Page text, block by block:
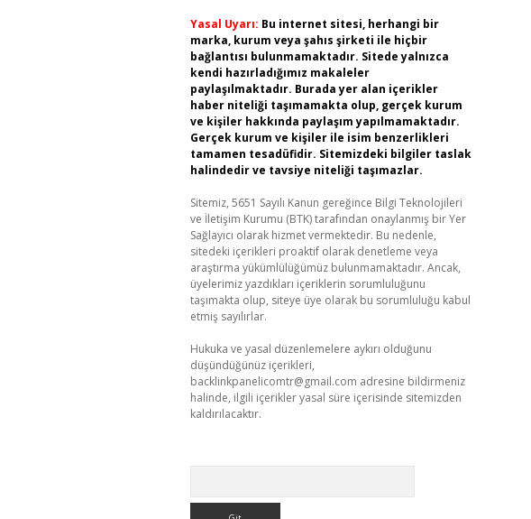
Yasal Uyarı: Bu internet sitesi, herhangi bir
marka, kurum veya şahıs şirketi ile hiçbir
bağlantısı bulunmamaktadır. Sitede yalnızca
kendi hazırladığımız makaleler
paylaşılmaktadır. Burada yer alan içerikler
haber niteliği taşımamakta olup, gerçek kurum
ve kişiler hakkında paylaşım yapılmamaktadır.
Gerçek kurum ve kişiler ile isim benzerlikleri
tamamen tesadüfidir. Sitemizdeki bilgiler taslak
halindedir ve tavsiye niteliği taşımazlar.
Sitemiz, 5651 Sayılı Kanun gereğince Bilgi Teknolojileri
ve İletişim Kurumu (BTK) tarafından onaylanmış bir Yer
Sağlayıcı olarak hizmet vermektedir. Bu nedenle,
sitedeki içerikleri proaktif olarak denetleme veya
araştırma yükümlülüğümüz bulunmamaktadır. Ancak,
üyelerimiz yazdıkları içeriklerin sorumluluğunu
taşımakta olup, siteye üye olarak bu sorumluluğu kabul
etmiş sayılırlar.
Hukuka ve yasal düzenlemelere aykırı olduğunu
düşündüğünüz içerikleri,
backlinkpanelicomtr@gmail.com adresine bildirmeniz
halinde, ilgili içerikler yasal süre içerisinde sitemizden
kaldırılacaktır.